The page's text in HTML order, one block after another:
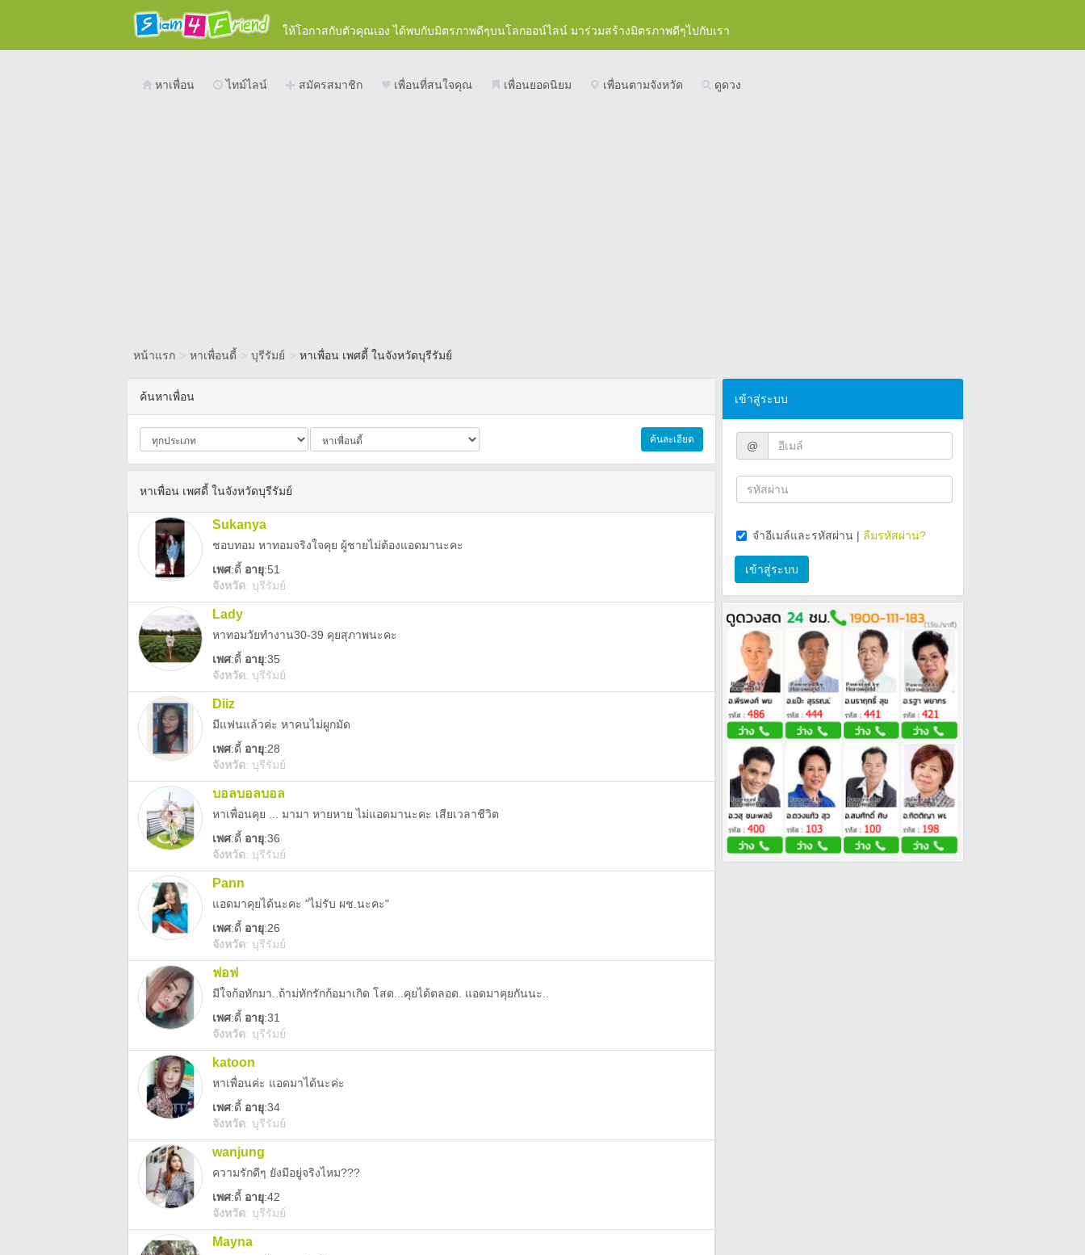
ให้โอกาสกับตัวคุณเอง ได้พบกับมิตรภาพดีๆบนโลกออน์ไลน์ มาร่วมสร้างมิตรภาพดีๆไปกับเรา
หาเพื่อน ไทม์ไลน์ สมัครสมาชิก เพื่อนที่สนใจคุณ เพื่อนยอดนิยม เพื่อนตามจังหวัด ดูดวง
หน้าแรก > หาเพื่อนดี้ > บุรีรัมย์ > หาเพื่อน เพศดี้ ในจังหวัดบุรีรัมย์
ค้นหาเพื่อน
ค้นละเอียด
หาเพื่อน เพศดี้ ในจังหวัดบุรีรัมย์
Sukanya
ชอบทอม หาทอมจริงใจคุย ผู้ชายไม่ต้องแอดมานะคะ
เพศ:ดี้ อายุ:51
จังหวัด: บุรีรัมย์
Lady
หาทอมวัยทำงาน30-39 คุยสุภาพนะคะ
เพศ:ดี้ อายุ:35
จังหวัด: บุรีรัมย์
Diiz
มีแฟนแล้วค่ะ หาคนไม่ผูกมัด
เพศ:ดี้ อายุ:28
จังหวัด: บุรีรัมย์
บอลบอลบอล
หาเพื่อนคุย ... มามา หายหาย ไม่แอดมานะคะ เสียเวลาชีวิต
เพศ:ดี้ อายุ:36
จังหวัด: บุรีรัมย์
Pann
แอดมาคุยได้นะคะ "ไม่รับ ผช.นะคะ"
เพศ:ดี้ อายุ:26
จังหวัด: บุรีรัมย์
ฟอฟ
มีใจก้อทักมา..ถ้าม่ทักรักก้อมาเกิด โสด...คุยได้ตลอด.​ แอดมาคุยกันนะ..
เพศ:ดี้ อายุ:31
จังหวัด: บุรีรัมย์
katoon
หาเพื่อนค่ะ แอดมาได้นะค่ะ
เพศ:ดี้ อายุ:34
จังหวัด: บุรีรัมย์
wanjung
ความรักดีๆ ยังมีอยู่จริงไหม???
เพศ:ดี้ อายุ:42
จังหวัด: บุรีรัมย์
Mayna
เข้าสู่ระบบ
@
จำอีเมล์และรหัสผ่าน | ลืมรหัสผ่าน?
เข้าสู่ระบบ